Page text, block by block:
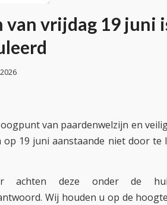
van vrijdag 19 juni
van paardenwelzijn en
op 19 juni aanstaande niet door te
achten deze onder de
Wij houden u op de